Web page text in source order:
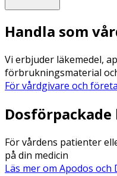
Handla som
Vi erbjuder läkemedel,
förbrukningsmaterial
För vårdgivare och
För vårdens patienter
på din medicin
Läs mer om Apodos och